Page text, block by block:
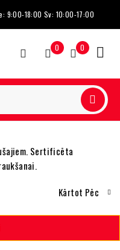
9:00-18:00 Sv: 10:00-17:00
0 0
Sertificēta
Kārtot Pēc